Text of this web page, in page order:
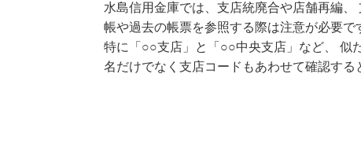
水島信用金庫では、支店統廃合や店舗再編
帳や過去の帳票を参照する際は注意が必要で
特に「○○支店」と「○○中央支店」など、 似
名だけでなく支店コードもあわせて確認する